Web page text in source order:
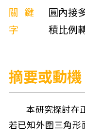
關鍵
字
圓內接
積比例
摘要或動機
本研究探討在正
若已知外圍三角形